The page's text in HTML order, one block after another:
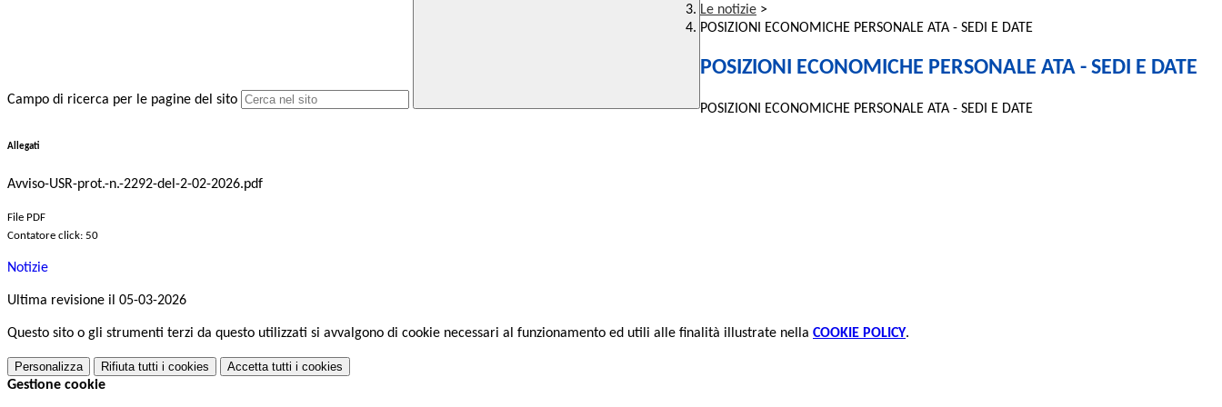
Campo di ricerca per le pagine del sito
Le notizie >
POSIZIONI ECONOMICHE PERSONALE ATA - SEDI E DATE
POSIZIONI ECONOMICHE PERSONALE ATA - SEDI E DATE
POSIZIONI ECONOMICHE PERSONALE ATA - SEDI E DATE
Allegati
Avviso-USR-prot.-n.-2292-del-2-02-2026.pdf
File PDF
Contatore click: 50
Notizie
Ultima revisione il 05-03-2026
Questo sito o gli strumenti terzi da questo utilizzati si avvalgono di cookie necessari al funzionamento ed utili alle finalità illustrate nella COOKIE POLICY.
Personalizza Rifiuta tutti i cookies Accetta tutti i cookies
Gestione cookie